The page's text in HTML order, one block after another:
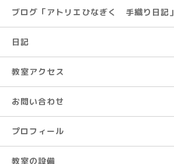
ブログ「アトリエひなぎく 手織り日記」
日記
教室アクセス
お問い合わせ
プロフィール
教室の設備